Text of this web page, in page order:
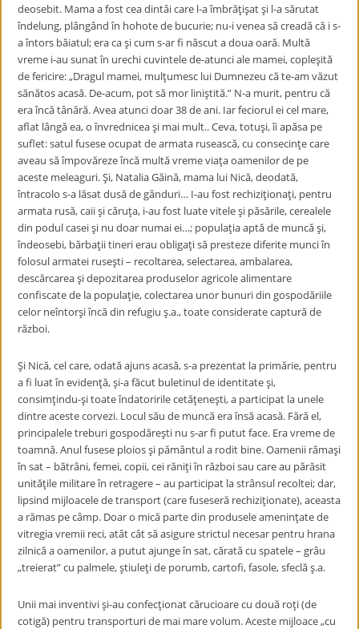
deosebit. Mama a fost cea dintâi care l-a îmbrăţişat şi l-a sărutat
îndelung, plângând în hohote de bucurie; nu-i venea să creadă că i s-
a întors băiatul; era ca şi cum s-ar fi născut a doua oară. Multă
vreme i-au sunat în urechi cuvintele de-atunci ale mamei, copleşită
de fericire: „Dragul mamei, mulţumesc lui Dumnezeu că te-am văzut
sănătos acasă. De-acum, pot să mor liniştită.” N-a murit, pentru că
era încă tânără. Avea atunci doar 38 de ani. Iar feciorul ei cel mare,
aflat lângă ea, o învrednicea şi mai mult.. Ceva, totuşi, îi apăsa pe
suflet: satul fusese ocupat de armata rusească, cu consecinţe care
aveau să împovăreze încă multă vreme viaţa oamenilor de pe
aceste meleaguri. Şi, Natalia Găină, mama lui Nică, deodată,
întracolo s-a lăsat dusă de gânduri… I-au fost rechiziţionaţi, pentru
armata rusă, caii şi căruţa, i-au fost luate vitele şi păsările, cerealele
din podul casei şi nu doar numai ei…; populaţia aptă de muncă şi,
îndeosebi, bărbaţii tineri erau obligaţi să presteze diferite munci în
folosul armatei ruseşti – recoltarea, selectarea, ambalarea,
descărcarea şi depozitarea produselor agricole alimentare
confiscate de la populaţie, colectarea unor bunuri din gospodăriile
celor neîntorşi încă din refugiu ş.a., toate considerate captură de
război.
Şi Nică, cel care, odată ajuns acasă, s-a prezentat la primărie, pentru
a fi luat în evidenţă, şi-a făcut buletinul de identitate şi,
consimţindu-şi toate îndatoririle cetăţeneşti, a participat la unele
dintre aceste corvezi. Locul său de muncă era însă acasă. Fără el,
principalele treburi gospodăreşti nu s-ar fi putut face. Era vreme de
toamnă. Anul fusese ploios şi pământul a rodit bine. Oamenii rămaşi
în sat – bătrâni, femei, copii, cei răniţi în război sau care au părăsit
unităţile militare în retragere – au participat la strânsul recoltei; dar,
lipsind mijloacele de transport (care fuseseră rechiziţionate), aceasta
a rămas pe câmp. Doar o mică parte din produsele ameninţate de
vitregia vremii reci, atât cât să asigure strictul necesar pentru hrana
zilnică a oamenilor, a putut ajunge în sat, cărată cu spatele – grâu
„treierat” cu palmele, ştiuleţi de porumb, cartofi, fasole, sfeclă ş.a.
Unii mai inventivi şi-au confecţionat cărucioare cu două roţi (de
cotigă) pentru transporturi de mai mare volum. Aceste mijloace „cu